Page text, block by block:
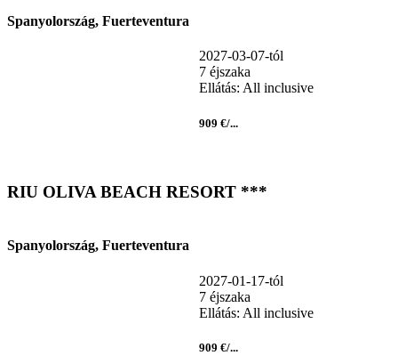
Spanyolország, Fuerteventura
2027-03-07-tól
7 éjszaka
Ellátás: All inclusive
909 €/...
RIU OLIVA BEACH RESORT ***
Spanyolország, Fuerteventura
2027-01-17-tól
7 éjszaka
Ellátás: All inclusive
909 €/...